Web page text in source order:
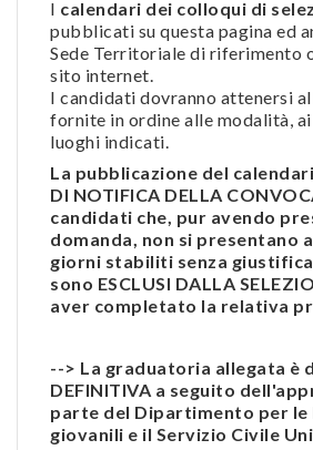
I calendari dei colloqui di
pubblicati su questa pagina ed
Sede Territoriale di riferimento
sito internet.
I candidati dovranno attenersi
fornite in ordine alle modalità,
luoghi indicati.
La pubblicazione del
DI NOTIFICA DELLA
candidati che, pur avendo
domanda, non si presentano
giorni stabiliti senza
sono ESCLUSI DALLA
aver completato la relativa
--> La graduatoria allegata è
DEFINITIVA a seguito
parte del Dipartimento per le
giovanili e il Servizio Civile